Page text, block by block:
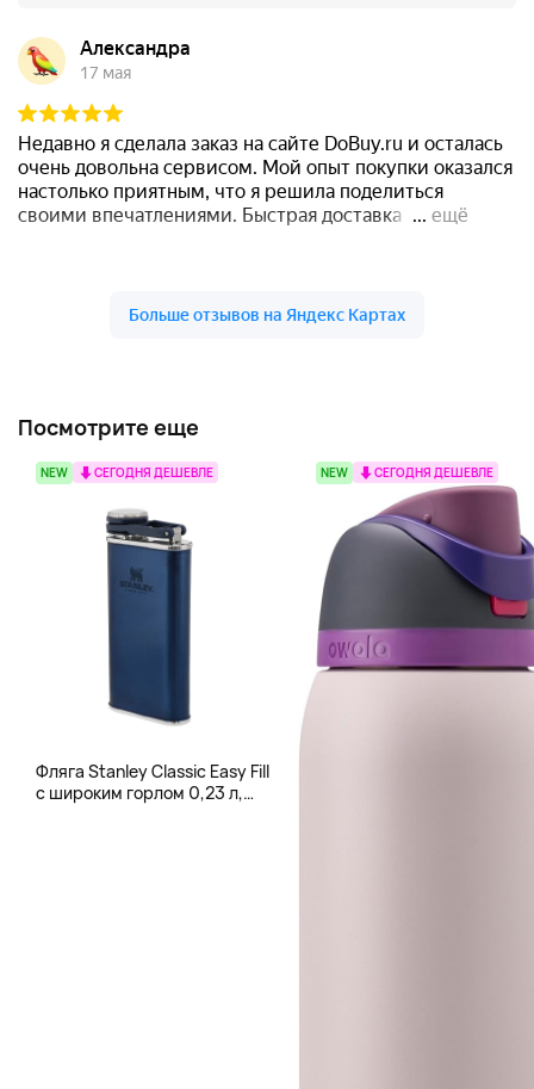
Посмотрите еще
NEW СЕГОДНЯ ДЕШЕВЛЕ
Фляга Stanley Classic Easy Fill
с широким горлом 0,23 л,
NEW СЕГОДНЯ ДЕШЕВЛЕ